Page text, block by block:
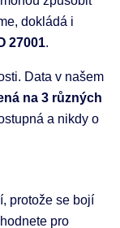
dokládá i
27001.
Data v našem
na 3 různých
a nikdy o
protože se bojí
pro